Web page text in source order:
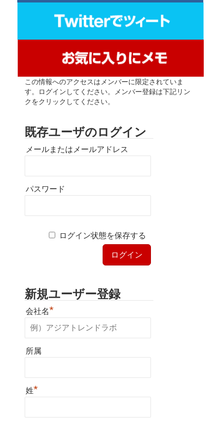
この情報へのアクセスはメンバーに限定されていま
す。ログインしてください。メンバー登録は下記リン
クをクリックしてください。
既存ユーザのログイン
メールまたはメールアドレス
パスワード
ログイン状態を保存する
新規ユーザー登録
会社名*
所属
姓*